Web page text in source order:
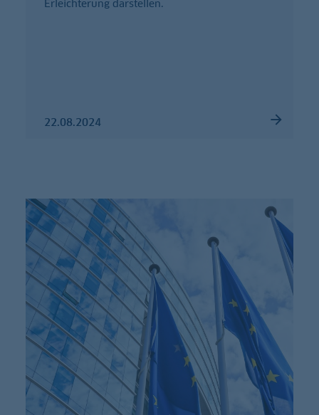
Erleichterung darstellen.
22.08.2024